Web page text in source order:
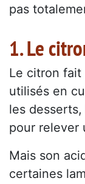
pas
1. Le
Le citron
utilisés en
les
pour relever
Mais son
certaines